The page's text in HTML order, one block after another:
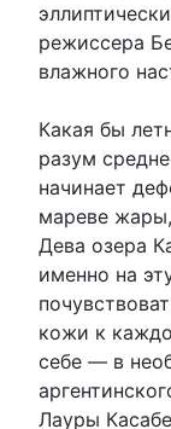
режиссера
влажного
Какая бы
разум
начинает
мареве
Дева озера
именно на
кожи к
себе — в
Лауры